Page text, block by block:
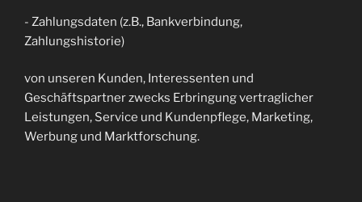
- Zahlungsdaten (z.B., Bankverbindung,
Zahlungshistorie)
von unseren Kunden, Interessenten und
Geschäftspartner zwecks Erbringung vertraglicher
Leistungen, Service und Kundenpflege, Marketing,
Werbung und Marktforschung.